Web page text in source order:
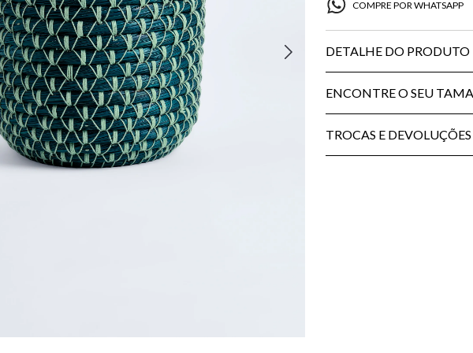
COMPRE POR WHATSAPP
DETALHE DO PRODUTO
ENCONTRE O SEU
TROCAS E DEVOLUÇÕES